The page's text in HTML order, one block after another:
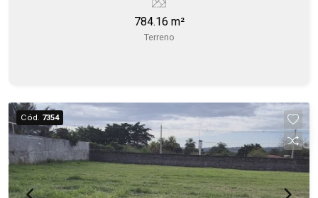
784.16 m²
Terreno
Cód. 7354